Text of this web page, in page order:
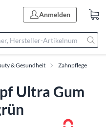
Anmelden
& Gesundheit Zahnpflege
Ultra Gum